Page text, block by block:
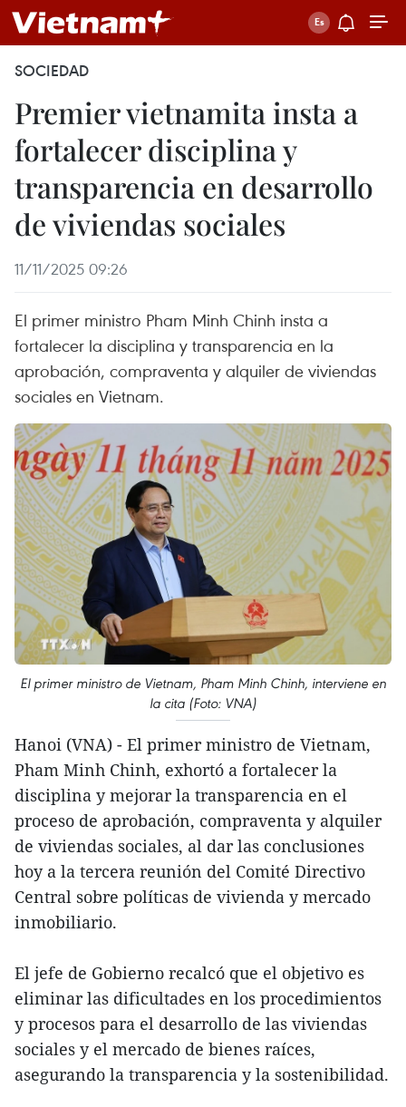
SOCIEDAD
Premier vietnamita insta a
fortalecer disciplina y
transparencia en desarrollo
de viviendas sociales
11/11/2025 09:26
El primer ministro Pham Minh Chinh insta a
fortalecer la disciplina y transparencia en la
aprobación, compraventa y alquiler de viviendas
sociales en Vietnam.
El primer ministro de Vietnam, Pham Minh Chinh, interviene en
la cita (Foto: VNA)
Hanoi (VNA) - El primer ministro de Vietnam,
Pham Minh Chinh, exhortó a fortalecer la
disciplina y mejorar la transparencia en el
proceso de aprobación, compraventa y alquiler
de viviendas sociales, al dar las conclusiones
hoy a la tercera reunión del Comité Directivo
Central sobre políticas de vivienda y mercado
inmobiliario.
El jefe de Gobierno recalcó que el objetivo es
eliminar las dificultades en los procedimientos
y procesos para el desarrollo de las viviendas
sociales y el mercado de bienes raíces,
asegurando la transparencia y la sostenibilidad.